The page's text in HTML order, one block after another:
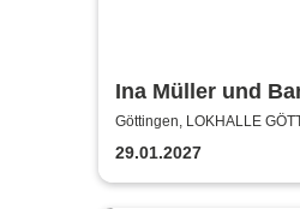
Ina Müller und
Tour
Göttingen, LOKHALLE
29.01.2027